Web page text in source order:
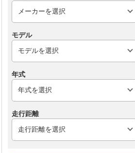
モデル
年式
走行距離